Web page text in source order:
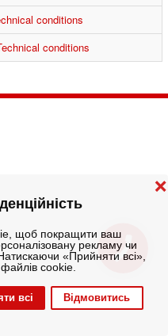
щоб покращити ваш
рекламу чи
«Прийняти всі»,
cookie.
всі Відмовитись
❌
conditions
conditions